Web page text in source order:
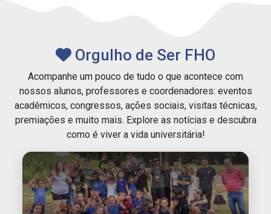
Orgulho de Ser FHO
Acompanhe um pouco de tudo o que acontece com
nossos alunos, professores e coordenadores: eventos
acadêmicos, congressos, ações sociais, visitas técnicas,
premiações e muito mais. Explore as notícias e descubra
como é viver a vida universitária!